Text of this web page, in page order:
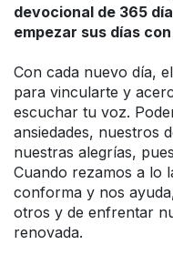
devocional de 365
empezar sus días
Con cada nuevo día,
para vincularte y
escuchar tu voz.
ansiedades, nuestros
nuestras alegrías,
Cuando rezamos a lo
conforma y nos
otros y de enfrentar
renovada.